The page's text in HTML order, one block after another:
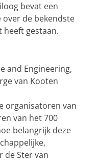
bevat een
de bekendste
gestaan.
and Engineering,
van Kooten
organisatoren van
van het 700
belangrijk deze
de Ster van